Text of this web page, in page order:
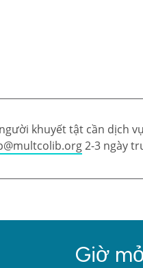
khuyết tật cần dịch
2-3 ngày
Giờ